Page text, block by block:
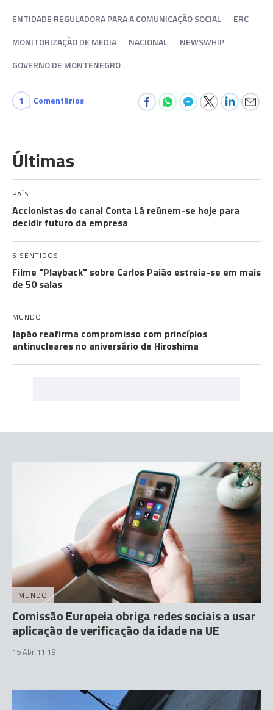
ENTIDADE REGULADORA PARA A COMUNICAÇÃO SOCIAL
ERC
MONITORIZAÇÃO DE MEDIA
NACIONAL
NEWSWHIP
GOVERNO DE MONTENEGRO
1 Comentários
Últimas
PAÍS
Accionistas do canal Conta Lá reúnem-se hoje para
decidir futuro da empresa
5 SENTIDOS
Filme "Playback" sobre Carlos Paião estreia-se em mais
de 50 salas
MUNDO
Japão reafirma compromisso com princípios
antinucleares no aniversário de Hiroshima
MUNDO
Comissão Europeia obriga redes sociais a usar
aplicação de verificação da idade na UE
15 Abr 11:19